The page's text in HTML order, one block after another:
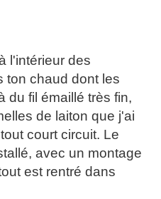
l'intérieur des
ton chaud dont les
du fil émaillé très fin,
de laiton que j'ai
court circuit. Le
avec un montage
est rentré dans